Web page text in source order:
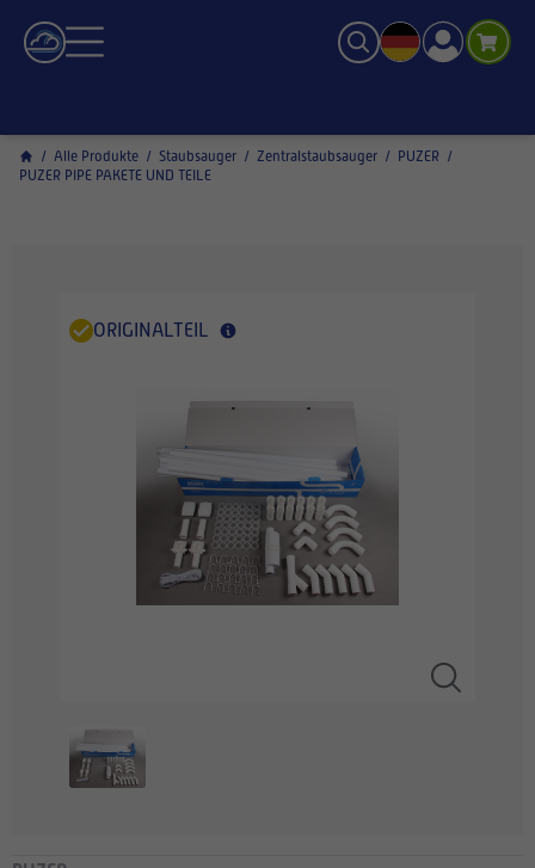
/ Alle Produkte / Staubsauger / Zentralstaubsauger / PUZER /
PUZER PIPE PAKETE UND TEILE
ORIGINALTEIL